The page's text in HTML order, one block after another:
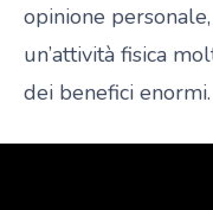
opinione
un’attività fisica
dei benefici enormi.